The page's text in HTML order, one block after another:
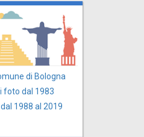
di Bologna
foto dal 1983
1988 al 2019